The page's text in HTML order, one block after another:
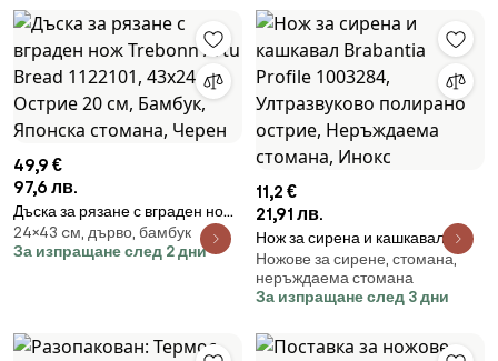
49,9 €
97,6 лв.
Дъска за рязане с вграден нож
Trebonn Artu Bread 1122101,
43x24 см, Острие 20 см,
24×43 cм, дърво, бамбук
За изпращане след 2 дни
11,2 €
21,91 лв.
Нож за сирена и кашкавал
Brabantia Profile 1003284,
Ултразвуково полирано острие,
Неръждаема стомана, Инокс
Ножове за сирене, стомана,
неръждаема стомана
За изпращане след 3 дни